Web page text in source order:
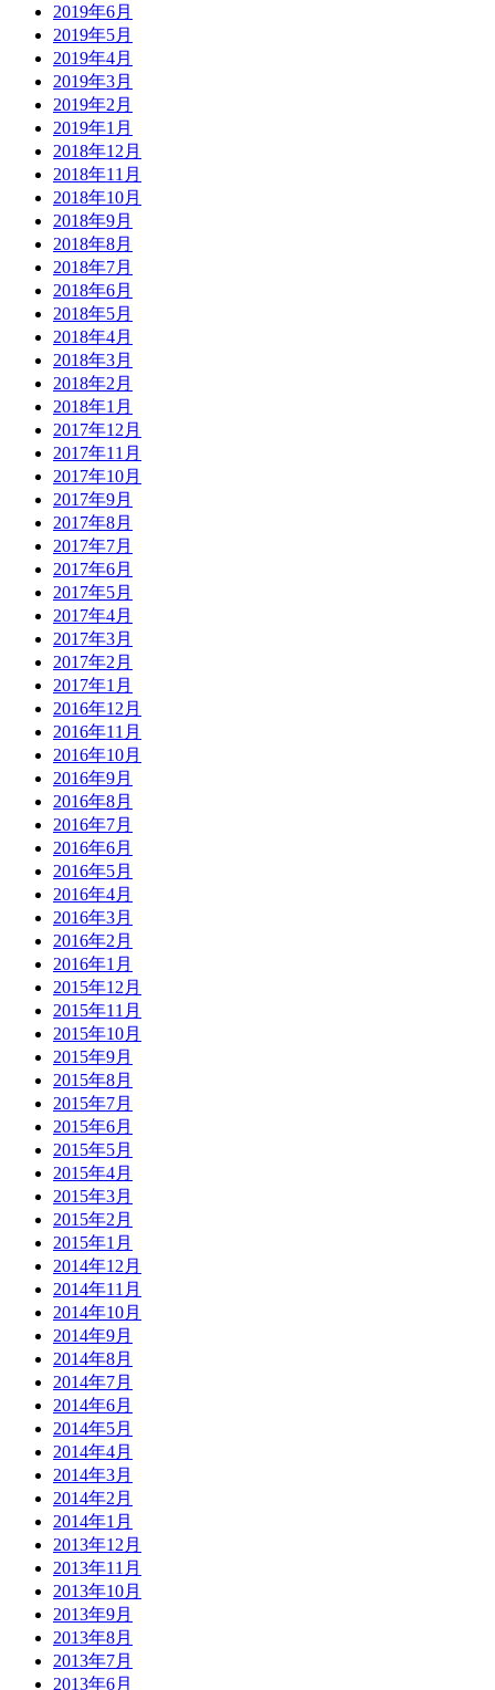
2019年6月
2019年5月
2019年4月
2019年3月
2019年2月
2019年1月
2018年12月
2018年11月
2018年10月
2018年9月
2018年8月
2018年7月
2018年6月
2018年5月
2018年4月
2018年3月
2018年2月
2018年1月
2017年12月
2017年11月
2017年10月
2017年9月
2017年8月
2017年7月
2017年6月
2017年5月
2017年4月
2017年3月
2017年2月
2017年1月
2016年12月
2016年11月
2016年10月
2016年9月
2016年8月
2016年7月
2016年6月
2016年5月
2016年4月
2016年3月
2016年2月
2016年1月
2015年12月
2015年11月
2015年10月
2015年9月
2015年8月
2015年7月
2015年6月
2015年5月
2015年4月
2015年3月
2015年2月
2015年1月
2014年12月
2014年11月
2014年10月
2014年9月
2014年8月
2014年7月
2014年6月
2014年5月
2014年4月
2014年3月
2014年2月
2014年1月
2013年12月
2013年11月
2013年10月
2013年9月
2013年8月
2013年7月
2013年6月